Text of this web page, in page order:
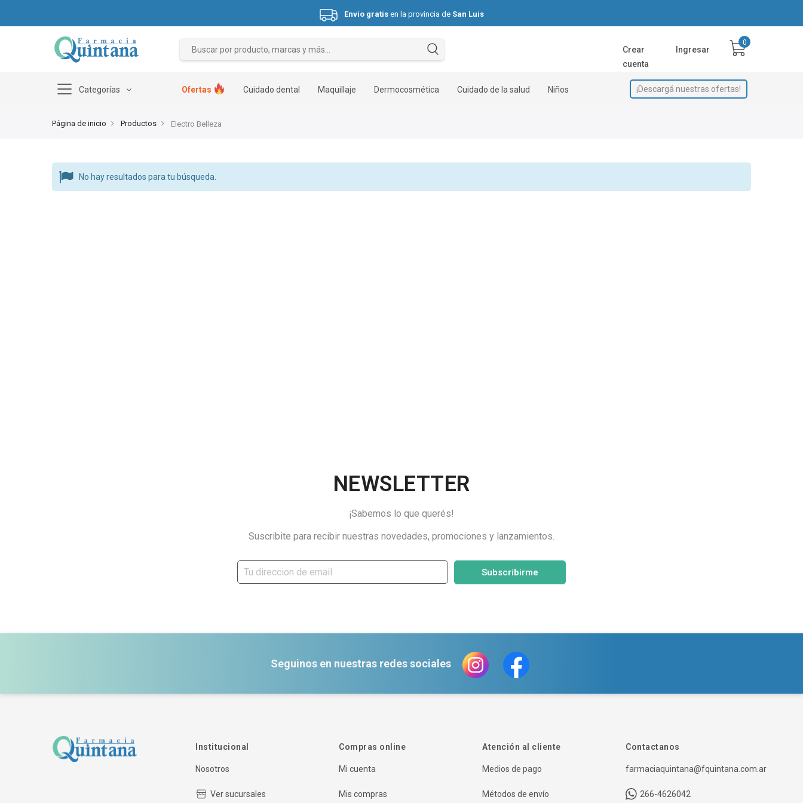
Envío gratis en la provincia de San Luis
Hasta 3 cuotas sin interés.
Crear
cuenta
Ingresar
Categorías Ofertas Cuidado dental Maquillaje Dermocosmética Cuidado de la salud Niños ¡Descargá nuestras ofertas!
Página de inicio Productos Electro Belleza
No hay resultados para tu búsqueda.
NEWSLETTER
¡Sabemos lo que querés!
Suscribite para recibir nuestras novedades, promociones y lanzamientos.
Subscribirme
Seguinos en nuestras redes sociales
Institucional
Nosotros
Ver sucursales
Compras online
Mi cuenta
Mis compras
Atención al cliente
Medios de pago
Métodos de envío
Contactanos
farmaciaquintana@fquintana.com.ar
266-4626042